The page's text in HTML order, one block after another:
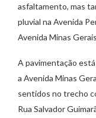
asfaltamento, mas
pluvial na Avenida
Avenida Minas
A pavimentação
a Avenida Minas
sentidos no trecho
Rua Salvador